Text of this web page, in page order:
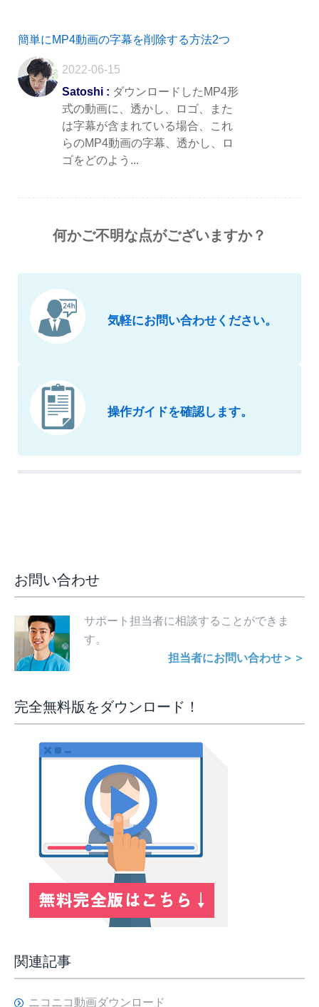
簡単にMP4動画の字幕を削除する方法2つ
2022-06-15
Satoshi : ダウンロードしたMP4形
式の動画に、透かし、ロゴ、また
は字幕が含まれている場合、これ
らのMP4動画の字幕、透かし、ロ
ゴをどのよう...
何かご不明な点がございますか？
気軽にお問い合わせください。
操作ガイドを確認します。
お問い合わせ
サポート担当者に相談することができま
す。
担当者にお問い合わせ＞＞
完全無料版をダウンロード！
関連記事
ニコニコ動画ダウンロード